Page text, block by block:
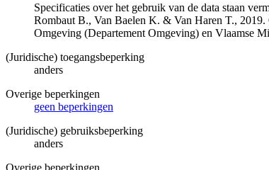
Specificaties over het gebruik van de data staan
Rombaut B., Van Baelen K. & Van Haren T.,
Omgeving (Departement Omgeving) en Vlaamse
(Juridische) toegangsbeperking
anders
Overige beperkingen
geen beperkingen
(Juridische) gebruiksbeperking
anders
Overige beperkingen